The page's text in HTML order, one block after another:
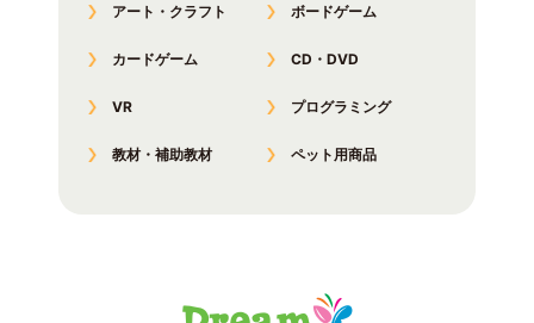
アート・クラフト ボードゲーム
カードゲーム CD・DVD
VR プログラミング
教材・補助教材 ペット用商品